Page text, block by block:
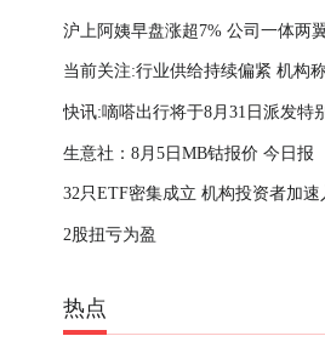
热头条
沪上阿姨早盘涨超7% 公司一体两
间
当前关注:行业供给持续偏紧 机构
值重估
快讯:嘀嗒出行将于8月31日派发特
生意社：8月5日MB钴报价 今日报
32只ETF密集成立 机构投资者加速
2股扭亏为盈
热点